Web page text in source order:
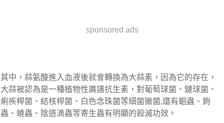
sponsored ads
其中，蒜氨酸進入血液後就會轉換為大蒜素，因為它的存在，
大蒜被認為是一種植物性廣譜抗生素，對葡萄球菌、鏈球菌、
痢疾桿菌、結核桿菌、白色念珠菌等細菌黴菌,還有蛔蟲、鉤
蟲、蟯蟲、陰道滴蟲等寄生蟲有明顯的殺滅功效。